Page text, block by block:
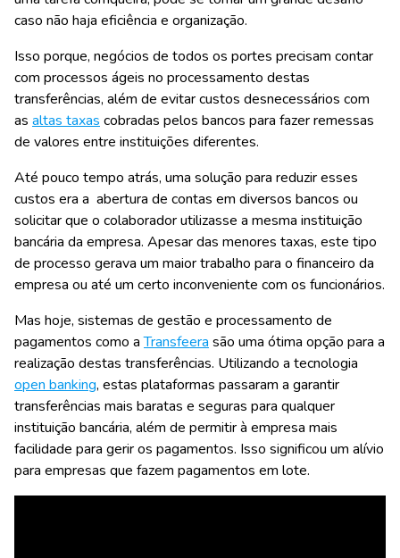
caso não haja eficiência e organização.
Isso porque, negócios de todos os portes precisam contar
com processos ágeis no processamento destas
transferências, além de evitar custos desnecessários com
as altas taxas cobradas pelos bancos para fazer remessas
de valores entre instituições diferentes.
Até pouco tempo atrás, uma solução para reduzir esses
custos era a abertura de contas em diversos bancos ou
solicitar que o colaborador utilizasse a mesma instituição
bancária da empresa. Apesar das menores taxas, este tipo
de processo gerava um maior trabalho para o financeiro da
empresa ou até um certo inconveniente com os funcionários.
Mas hoje, sistemas de gestão e processamento de
pagamentos como aTransfeera são uma ótima opção para a
realização destas transferências. Utilizando a tecnologia
open banking, estas plataformas passaram a garantir
transferências mais baratas e seguras para qualquer
instituição bancária, além de permitir à empresa mais
facilidade para gerir os pagamentos. Isso significou um alívio
para empresas que fazem pagamentos em lote.